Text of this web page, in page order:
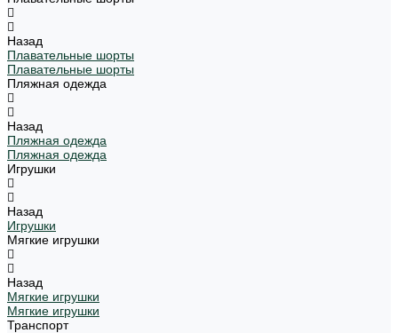
Назад
Плавательные шорты
Плавательные шорты
Пляжная одежда
Назад
Пляжная одежда
Пляжная одежда
Игрушки
Назад
Игрушки
Мягкие игрушки
Назад
Мягкие игрушки
Мягкие игрушки
Транспорт